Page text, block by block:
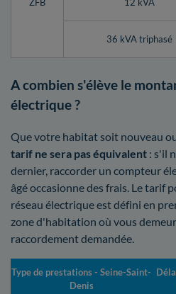
36 kVA triphasé
A combien s'élève le
électrique ?
Que votre habitat soit nouveau
tarif ne sera pas équivalent : s'il
dernier, raccorder un compteur
âgé occasionne des frais. Le tarif
réseau électrique est défini en
zone d'habitation où vous
raccordement demandée.
Type de prestations - Seine-Saint-
Denis